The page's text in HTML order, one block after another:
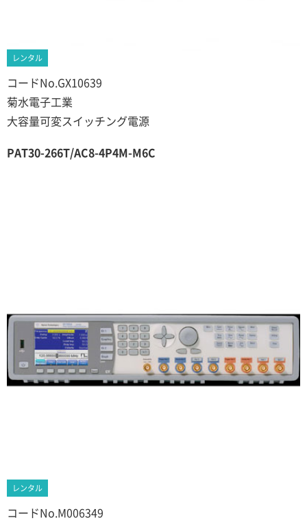
レンタル
コードNo.GX10639
菊水電子工業
大容量可変スイッチング電源
PAT30-266T/AC8-4P4M-M6C
レンタル
コードNo.M006349